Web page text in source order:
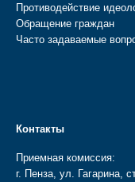
Противодействие
Обращение граждан
Часто задаваемые
Контакты
Приемная комиссия:
г. Пенза, ул. Гагарина,